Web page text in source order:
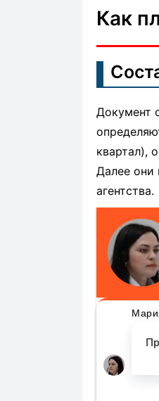
Как
Документ
квартал),
Далее они
агентства.